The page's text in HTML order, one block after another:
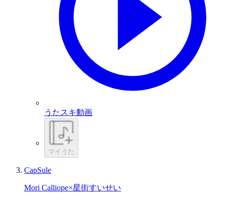
うたスキ動画
マイうた
CapSule
Mori Calliope×星街すいせい